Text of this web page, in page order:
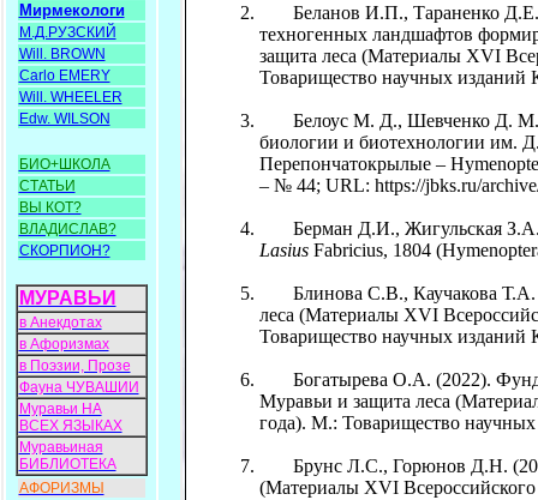
Мирмекологи
М.Д.РУЗСКИЙ
Will. BROWN
Carlo EMERY
Will. WHEELER
Edw. WILSON
БИО+ШКОЛА
СТАТЬИ
ВЫ КОТ?
ВЛАДИСЛАВ?
СКОРПИОН?
МУРАВЬИ
в Анекдотах
в Афоризмах
в Поэзии, Прозе
Фауна ЧУВАШИИ
Муравьи НА
ВСЕХ ЯЗЫКАХ
Муравьиная
БИБЛИОТЕКА
АФОРИЗМЫ
Беланов И.П., Тараненко Д.Е.,
техногенных ландшафтов
защита леса (Материалы XVI
Товарищество научных
Белоус М. Д., Шевченко Д. М.,
биологии и биотехнологии им.
Перепончатокрылые –
– № 44; URL: https://jbks.ru/
Берман Д.И., Жигульская З.А.
LasiusFabricius, 1804
Блинова С.В., Каучакова Т.А.
леса (Материалы XVI
Товарищество научных
Богатырева О.А. (2022).
Муравьи и защита леса
года). М.: Товарищество
Брунс Л.С., Горюнов Д.Н.
(Материалы XVI